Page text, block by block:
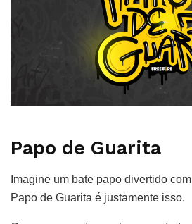
Papo de Guarita
Imagine um bate papo divertido
Papo de Guarita é justamente isso.